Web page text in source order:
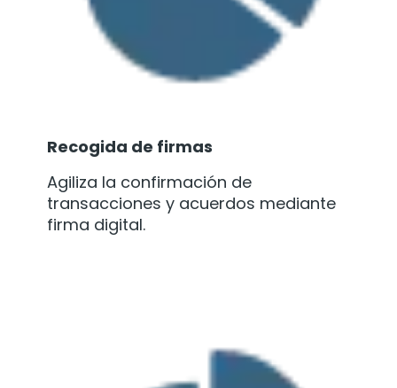
Recogida de firmas
Agiliza la confirmación de
transacciones y acuerdos mediante
firma digital.